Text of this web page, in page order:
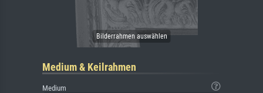
Medium & Keilrahmen
Medium